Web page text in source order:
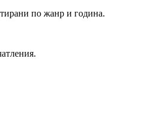
по жанр и година.